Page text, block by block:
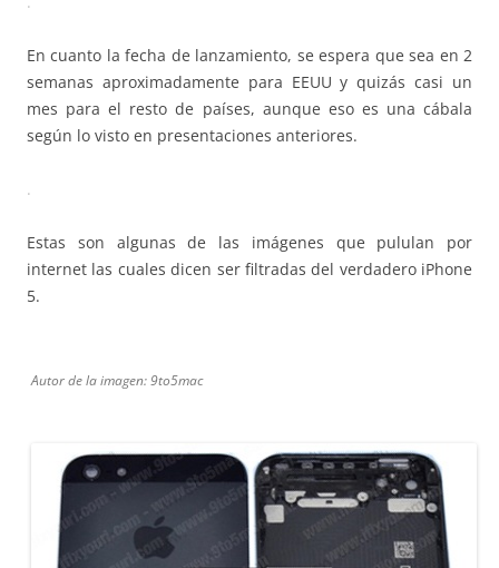
En cuanto la fecha de lanzamiento, se espera que sea en 2
semanas aproximadamente para EEUU y quizás casi un
mes para el resto de países, aunque eso es una cábala
según lo visto en presentaciones anteriores.
.
Estas son algunas de las imágenes que pululan por
internet las cuales dicen ser filtradas del verdadero iPhone
5.
Autor de la imagen: 9to5mac